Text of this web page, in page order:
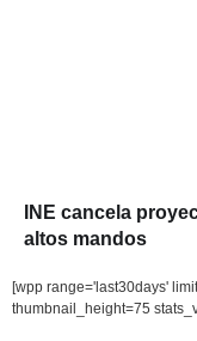
INE cancela
altos mandos
[wpp range='last30days'
thumbnail_height=75